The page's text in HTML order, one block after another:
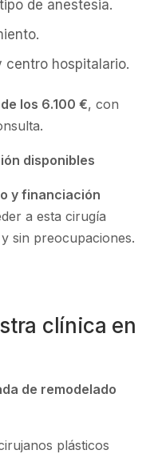
de anestesia.
centro hospitalario.
los 6.100 €, con
disponibles
y financiación
a esta cirugía
sin preocupaciones.
clínica en
de remodelado
plásticos